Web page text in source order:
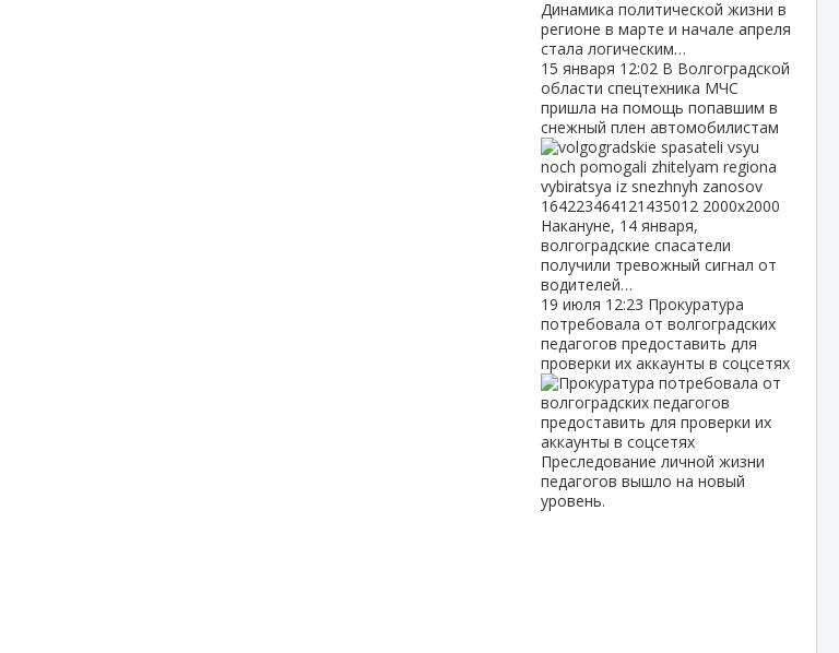
Динамика политической жизни в
регионе в марте и начале апреля
стала логическим…
15 января 12:02 В Волгоградской
области спецтехника МЧС
пришла на помощь попавшим в
снежный плен автомобилистам
Накануне, 14 января,
волгоградские спасатели
получили тревожный сигнал от
водителей…
19 июля 12:23 Прокуратура
потребовала от волгоградских
педагогов предоставить для
проверки их аккаунты в соцсетях
Преследование личной жизни
педагогов вышло на новый
уровень.